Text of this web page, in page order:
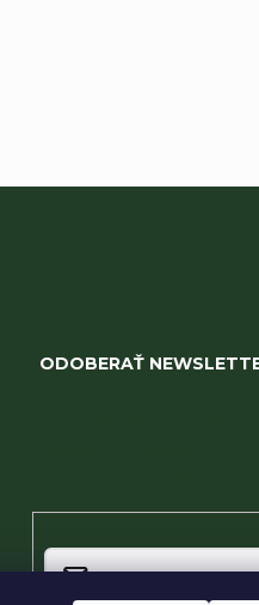
ODOBERAŤ